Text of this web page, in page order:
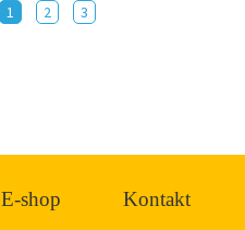
1 2 3
E-shop Kontakt